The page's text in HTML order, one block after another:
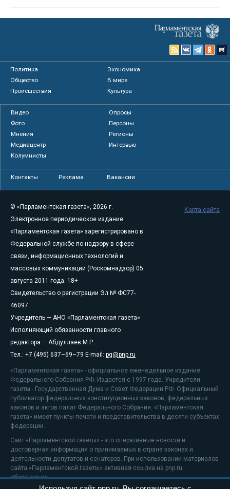
Политика
Экономика
Общество
В мире
Происшествия
Культура
Видео
Опросы
Фото
Персоны
Мнения
Регионы
Медиацентр
Интервью
Колумнисты
Контакты Реклама Вакансии
© «Парламентская газета», 2026 г.
Электронное периодическое издание
«Парламентская газета» зарегистрировано в
Федеральной службе по надзору в сфере
связи, информационных технологий и
массовых коммуникаций (Роскомнадзор) 05
августа 2011 года. 18+
Свидетельство о регистрации Эл № ФС77-
46097
Учредитель — АНО «Парламентская газета»
Исполняющий обязанности главного
редактора — Абдуллаев М.Р.
Тел.: +7 (495) 637–69–79 E-mail: pg@pnp.ru
«Парламентская газета» - официальное еженедельное издание
Федерального Собрания РФ. Издается с 1997 года. Учредители
газеты - Государственная Дума и Совет Федерации РФ. Официальный
публикатор федеральных конституционных законов, федеральных
законов и актов палат Федерального Собрания. «Парламентская
газета» имеет пункты печати и представительства в десяти субъектах
федерации.
Сайт «Парламентской газеты» - это оперативные новости и
достоверная информация о принимаемых в стране законах и
деятельности депутатов и сенаторов. При использовании материалов
сайта «Парламентской газеты» активная ссылка на pnp.ru
обязательна.
Карта сайта